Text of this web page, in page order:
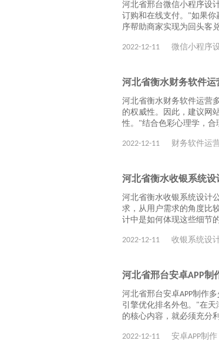
河北省邢台微信小程序设
订购和在线支付。"如果你
序帮助商家实现为回头客
2022-12-11 微信小程序
河北省衡水财务软件运
河北省衡水财务软件运营
的权威性。因此，建议网
性。"结合色彩心理学，合
2022-12-11 财务软件运
河北省衡水收银系统设
河北省衡水收银系统设计
求，从用户需求的角度比
计中是如何体现这些细节
2022-12-11 收银系统设
河北省邢台安卓APP制
河北省邢台安卓APP制作
引擎优化排名外包。"在
的核心内容，就必须充分
2022-12-11 安卓APP制作